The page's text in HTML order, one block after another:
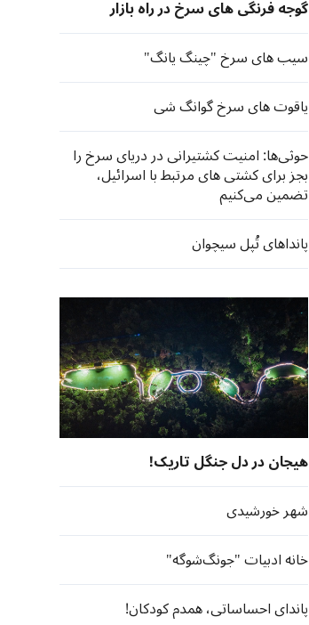
گوجه فرنگی های سرخ در راه بازار
سیب های سرخ "چینگ یانگ"
یاقوت های سرخ گوانگ شی
حوثی‌ها: امنیت کشتیرانی در دریای سرخ را
بجز برای کشتی های مرتبط با اسرائیل،
تضمین می‌کنیم
پانداهای تُپل سیچوان
هیجان در دل جنگل تاریک!
شهر خورشیدی
خانه ادبیات "جونگ‌شوگه"
پاندای احساساتی، همدم کودکان!